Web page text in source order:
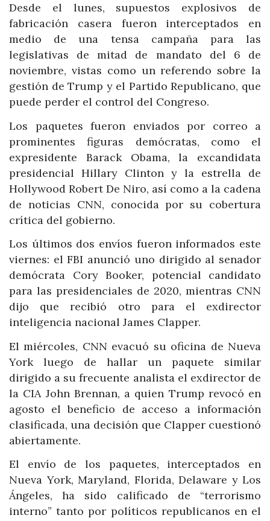
Desde el lunes, supuestos explosivos de
fabricación casera fueron interceptados en
medio de una tensa campaña para las
legislativas de mitad de mandato del 6 de
noviembre, vistas como un referendo sobre la
gestión de Trump y el Partido Republicano, que
puede perder el control del Congreso.
Los paquetes fueron enviados por correo a
prominentes figuras demócratas, como el
expresidente Barack Obama, la excandidata
presidencial Hillary Clinton y la estrella de
Hollywood Robert De Niro, así como a la cadena
de noticias CNN, conocida por su cobertura
crítica del gobierno.
Los últimos dos envíos fueron informados este
viernes: el FBI anunció uno dirigido al senador
demócrata Cory Booker, potencial candidato
para las presidenciales de 2020, mientras CNN
dijo que recibió otro para el exdirector
inteligencia nacional James Clapper.
El miércoles, CNN evacuó su oficina de Nueva
York luego de hallar un paquete similar
dirigido a su frecuente analista el exdirector de
la CIA John Brennan, a quien Trump revocó en
agosto el beneficio de acceso a información
clasificada, una decisión que Clapper cuestionó
abiertamente.
El envío de los paquetes, interceptados en
Nueva York, Maryland, Florida, Delaware y Los
Ángeles, ha sido calificado de “terrorismo
interno” tanto por políticos republicanos en el